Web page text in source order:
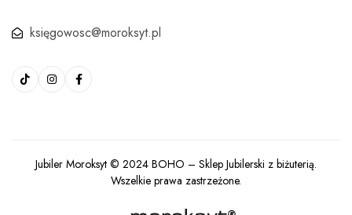
księgowosc@moroksyt.pl
Jubiler Moroksyt © 2024 BOHO – Sklep Jubilerski z biżuterią.
Wszelkie prawa zastrzeżone.